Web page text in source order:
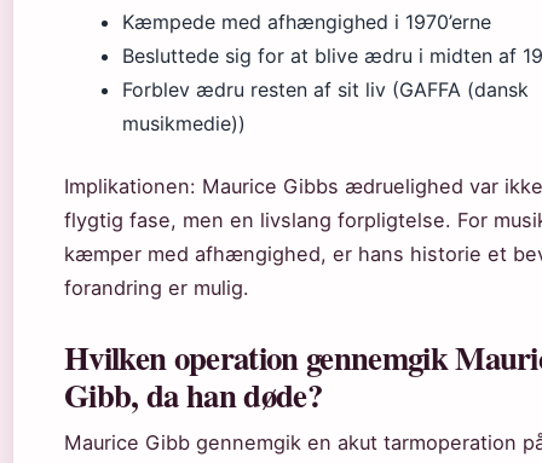
Kæmpede med afhængighed i 1970’erne
Besluttede sig for at blive ædru i midten af
Forblev ædru resten af sit liv (GAFFA (dansk
musikmedie))
Implikationen: Maurice Gibbs ædruelighed var
flygtig fase, men en livslang forpligtelse. For
kæmper med afhængighed, er hans historie et
forandring er mulig.
Hvilken operation gennemgik
Gibb, da han døde?
Maurice Gibb gennemgik en akut tarmoperation